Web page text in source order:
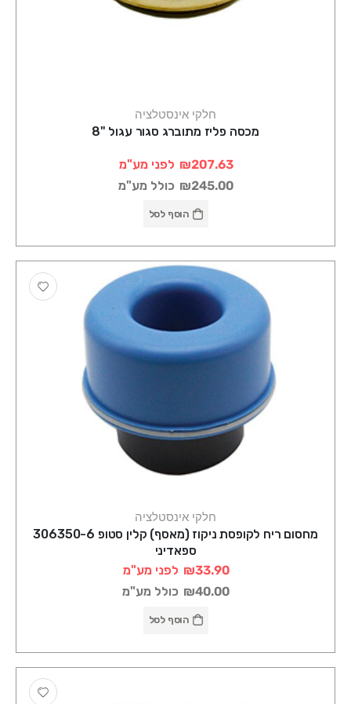
חלקי אינסטלציה
מכסה פליז מתוברג סגור עגול "8
₪207.63 לפני מע"מ
₪245.00 כולל מע"מ
הוסף לסל
חלקי אינסטלציה
מחסום ריח לקופסת ניקוז (מאסף) קלין סטופ 306350-6
ספאדיני
₪33.90 לפני מע"מ
₪40.00 כולל מע"מ
הוסף לסל